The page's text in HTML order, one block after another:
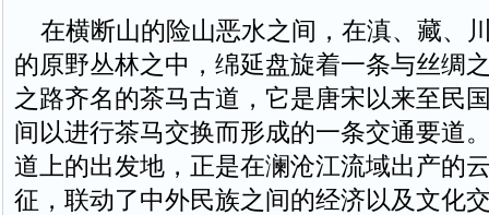
在横断山的险山恶水之间，在滇、藏、
的原野丛林之中，绵延盘旋着一条与丝绸
之路齐名的茶马古道，它是唐宋以来至民
间以进行茶马交换而形成的一条交通要道
道上的出发地，正是在澜沧江流域出产的
征，联动了中外民族之间的经济以及文化